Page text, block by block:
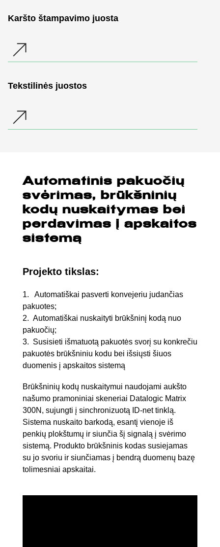
Karšto štampavimo juosta
Tekstilinės juostos
Automatinis pakuočių
svėrimas, brūkšninių
kodų nuskaitymas bei
perdavimas į apskaitos
sistemą
Projekto tikslas:
1. Automatiškai pasverti konvejeriu judančias
pakuotes;
2. Automatiškai nuskaityti brūkšninį kodą nuo
pakuočių;
3. Susisieti išmatuotą pakuotės svorį su konkrečiu
pakuotės brūkšniniu kodu bei išsiųsti šiuos
duomenis į apskaitos sistemą
Brūkšninių kodų nuskaitymui naudojami aukšto
našumo pramoniniai skeneriai Datalogic Matrix
300N, sujungti į sinchronizuotą ID-net tinklą.
Sistema nuskaito barkodą, esantį vienoje iš
penkių plokštumų ir siunčia šį signalą į svėrimo
sistemą. Produkto brūkšninis kodas susiejamas
su jo svoriu ir siunčiamas į bendrą duomenų bazę
tolimesniai apskaitai.